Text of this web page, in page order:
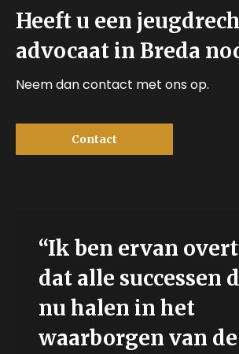
Heeft u een
advocaat in Breda
Neem dan contact met ons op.
Contact
“Ik ben ervan
dat alle successen
nu halen in het
waarborgen van de